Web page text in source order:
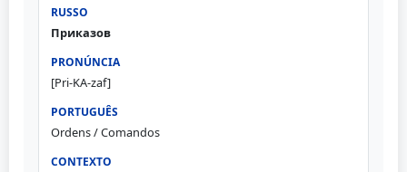
Приказов
[Pri-KA-zaf]
Ordens / Comandos